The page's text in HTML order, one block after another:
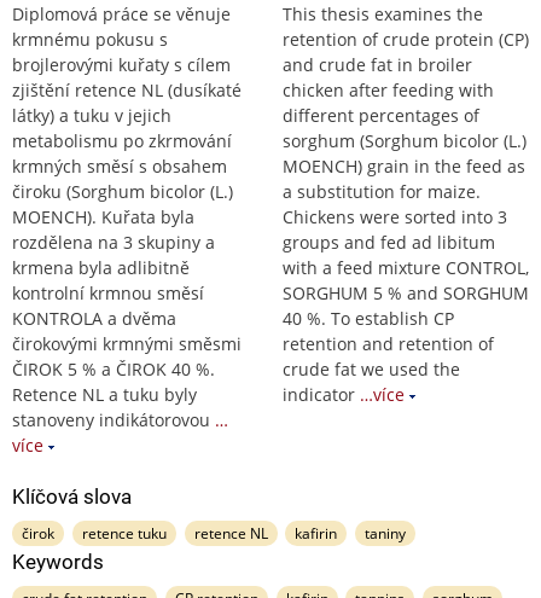
Diplomová práce se věnuje
krmnému pokusu s
brojlerovými kuřaty s cílem
zjištění retence NL (dusíkaté
látky) a tuku v jejich
metabolismu po zkrmování
krmných směsí s obsahem
čiroku (Sorghum bicolor (L.)
MOENCH). Kuřata byla
rozdělena na 3 skupiny a
krmena byla adlibitně
kontrolní krmnou směsí
KONTROLA a dvěma
čirokovými krmnými směsmi
ČIROK 5 % a ČIROK 40 %.
Retence NL a tuku byly
stanoveny indikátorovou …
více
This thesis examines the
retention of crude protein (CP)
and crude fat in broiler
chicken after feeding with
different percentages of
sorghum (Sorghum bicolor (L.)
MOENCH) grain in the feed as
a substitution for maize.
Chickens were sorted into 3
groups and fed ad libitum
with a feed mixture CONTROL,
SORGHUM 5 % and SORGHUM
40 %. To establish CP
retention and retention of
crude fat we used the
indicator …více
Klíčová slova
čirok retence tuku retence NL kafirin taniny
Keywords